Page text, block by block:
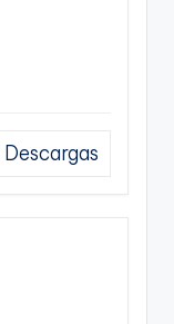
Descargas